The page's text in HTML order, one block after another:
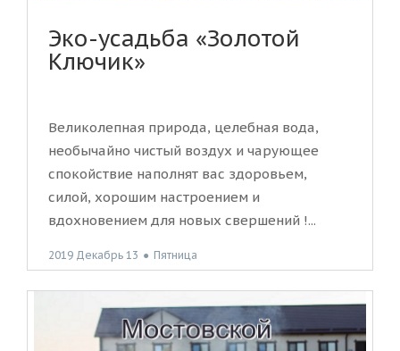
Эко-усадьба «Золотой
Ключик»
Великолепная природа, целебная вода,
необычайно чистый воздух и чарующее
спокойствие наполнят вас здоровьем,
силой, хорошим настроением и
вдохновением для новых свершений !...
2019 Декабрь 13 ● Пятница